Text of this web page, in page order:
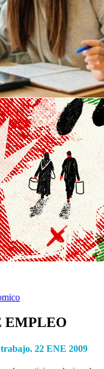
EMPLEO
22 ENE 2009